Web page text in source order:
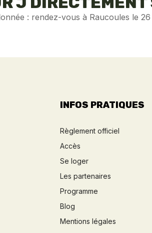
: rendez-vous à Raucoules le
INFOS PRATIQUES
Règlement officiel
Accès
Se loger
Les partenaires
Programme
Blog
Mentions légales